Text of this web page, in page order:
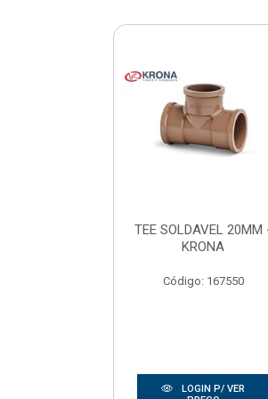
TEE SOLDAVEL 20MM
KRONA
Código: 167550
LOGIN P/ VER